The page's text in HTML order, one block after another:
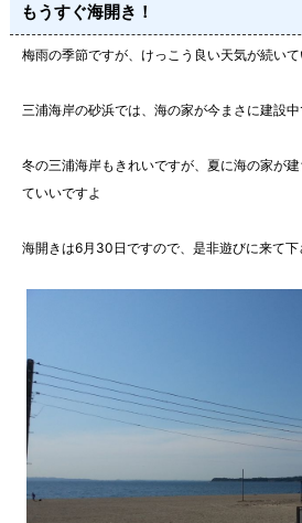
もうすぐ海開き！
梅雨の季節ですが、けっこう良い天気が続い
三浦海岸の砂浜では、海の家が今まさに建設
冬の三浦海岸もきれいですが、夏に海の家が
ていいですよ
海開きは6月30日ですので、是非遊びに来て下